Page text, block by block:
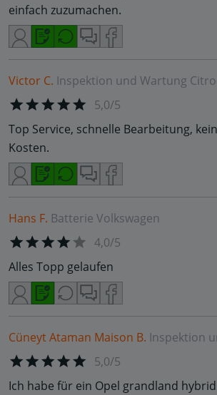
einfach zuzumachen.
Victor C. Inspektion und Wartung
5,0/5
Top Service, schnelle Bearbeitung,
Kosten.
Hans F. Batterie Volkswagen
4,0/5
Alles Topp gelaufen
Cüneyt Ataman Maison B. Inspektion
5,0/5
Ich habe für ein Opel grandland